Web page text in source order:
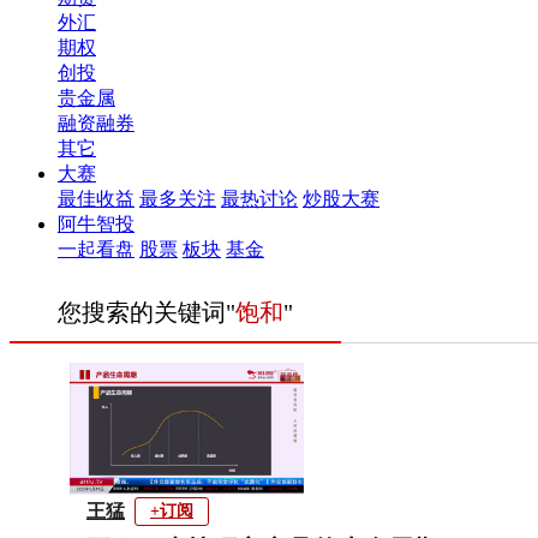
外汇
期权
创投
贵金属
融资融券
其它
大赛
最佳收益 最多关注 最热讨论 炒股大赛
阿牛智投
一起看盘 股票 板块 基金
您搜索的关键词"饱和"
王猛 +订阅